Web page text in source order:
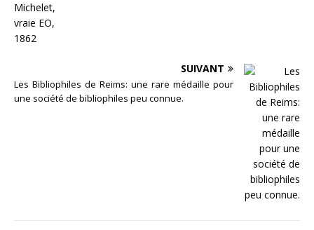
SUIVANT
Les Bibliophiles de Reims: une rare médaille pour
une société de bibliophiles peu connue.